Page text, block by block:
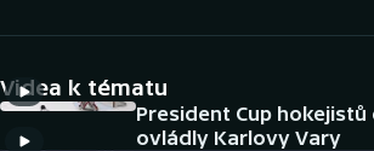
Cyklistika
Videa k tématu
President Cup hokejistů
ovládly Karlovy Vary